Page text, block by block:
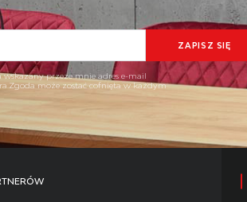
przeze mnie adres e-mail
może zostać cofnięta w każdym